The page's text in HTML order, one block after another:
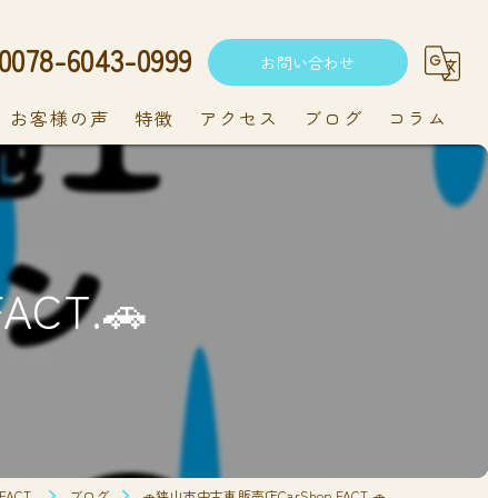
0078-6043-0999 お問い合わせ
お客様の声 特徴
中古車
持ち込み
メンテナンス
アクセス ブログ コラム